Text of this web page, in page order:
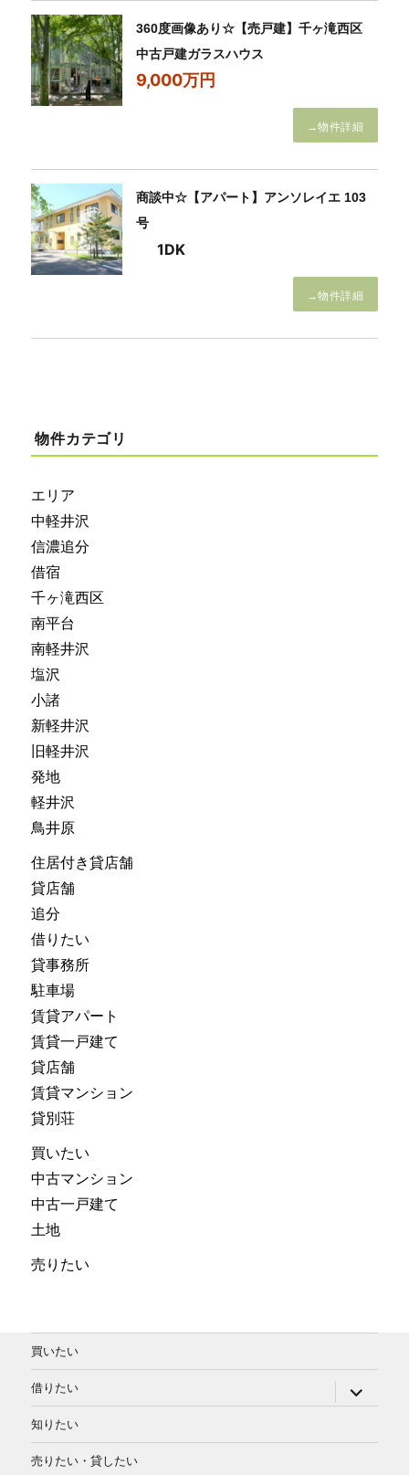
360度画像あり☆【売戸建】千ヶ滝西区
中古戸建ガラスハウス
9,000万円
→物件詳細
商談中☆【アパート】アンソレイエ 103
号
1DK
→物件詳細
物件カテゴリ
エリア
中軽井沢
信濃追分
借宿
千ヶ滝西区
南平台
南軽井沢
塩沢
小諸
新軽井沢
旧軽井沢
発地
軽井沢
鳥井原
住居付き貸店舗
貸店舗
追分
借りたい
貸事務所
駐車場
賃貸アパート
賃貸一戸建て
貸店舗
賃貸マンション
貸別荘
買いたい
中古マンション
中古一戸建て
土地
売りたい
買いたい
借りたい
ブ
ュ
知りたい
売りたい・貸したい